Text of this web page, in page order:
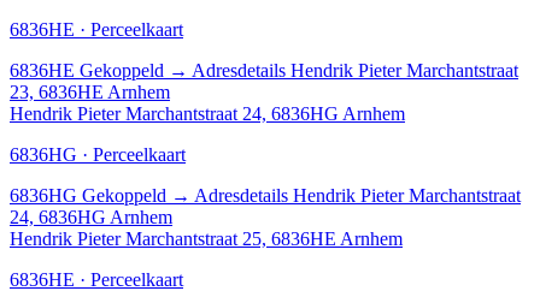
6836HE · Perceelkaart
6836HE Gekoppeld → Adresdetails Hendrik Pieter Marchantstraat
23, 6836HE Arnhem
Hendrik Pieter Marchantstraat 24, 6836HG Arnhem
6836HG · Perceelkaart
6836HG Gekoppeld → Adresdetails Hendrik Pieter Marchantstraat
24, 6836HG Arnhem
Hendrik Pieter Marchantstraat 25, 6836HE Arnhem
6836HE · Perceelkaart